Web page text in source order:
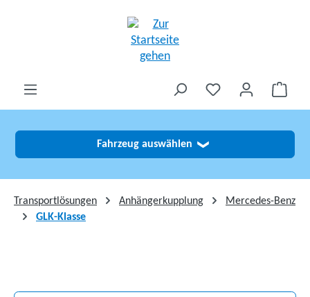
Fahrzeug auswählen ❯
Transportlösungen Anhängerkupplung
Mercedes-Benz
GLK-Klasse